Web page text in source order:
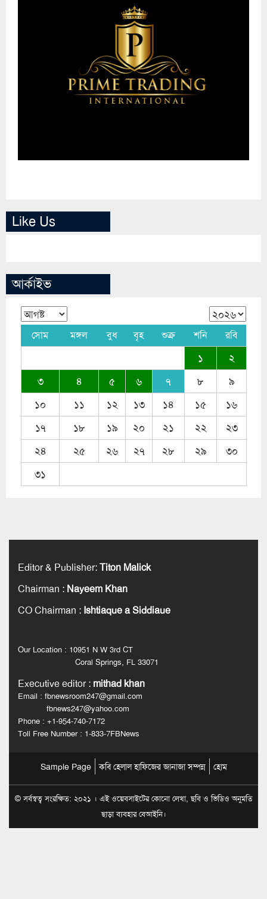
Like Us
আর্কাইভ
সোম মঙ্গল বুধ বৃহ শুক্র শনি রবি
১
২
৩
৪ ৫ ৬ ৭ ৮
৯
১০
১১ ১২ ১৩ ১৪ ১৫
১৬
১৭
১৮ ১৯ ২০ ২১ ২২
২৩
২৪
২৫ ২৬ ২৭ ২৮ ২৯
৩০
৩১
Editor & Publisher:Titon Malick
Chairman : Nayeem Khan
CO Chairman : Ishtiaque a Siddiaue
Our Location : 10951 N W 3rd CT
Coral Springs, FL 33071
Executive editor: mithad khan
Email : fbnewsroom247@gmail.com
fbnews247@yahoo.com
Phone : +1-954-740-7172
Toll Free Number : 1-833-7FBNews
Sample Page কবি হেলাল হাফিজের জানাজা সম্পন্ন হোম
© সর্বস্বত্ব সংরক্ষিত: ২০২১ । এই ওয়েবসাইটের কোনো লেখা, ছবি ও ভিডিও অনুমতি
ছাড়া ব্যবহার বেআইনি।